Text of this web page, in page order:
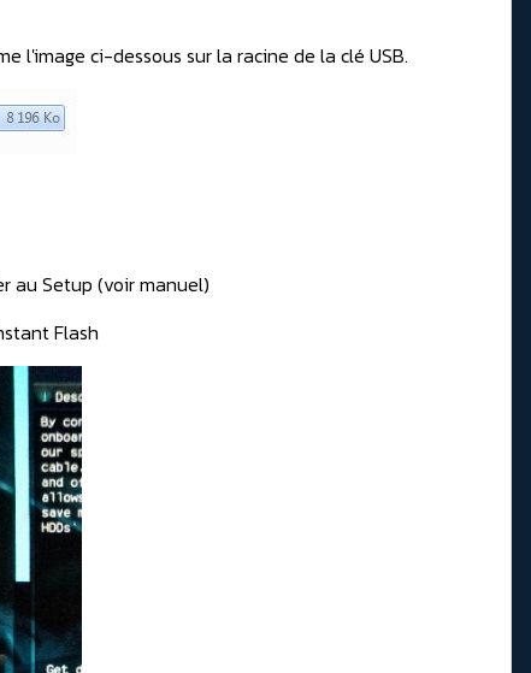
l'image ci-dessous sur la racine de la clé USB.
au Setup (voir manuel)
Flash